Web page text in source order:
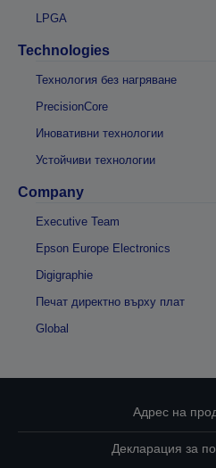
LPGA
Technologies
Технология без нагряване
PrecisionCore
Иновативни технологии
Устойчиви технологии
Company
Executive Team
Epson Europe Electronics
Digigraphie
Печат директно върху плат
Global
Адрес на
Декларация за